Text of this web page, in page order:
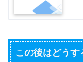
この後はどうす